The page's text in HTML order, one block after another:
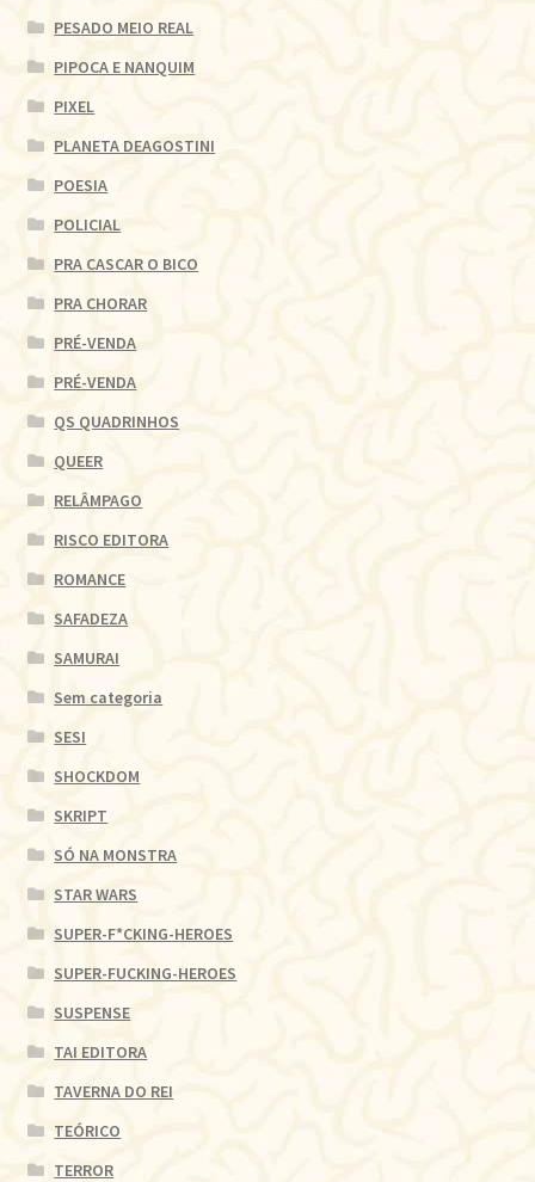
PESADO MEIO REAL
PIPOCA E NANQUIM
PIXEL
PLANETA DEAGOSTINI
POESIA
POLICIAL
PRA CASCAR O BICO
PRA CHORAR
PRÉ-VENDA
PRÉ-VENDA
QS QUADRINHOS
QUEER
RELÂMPAGO
RISCO EDITORA
ROMANCE
SAFADEZA
SAMURAI
Sem categoria
SESI
SHOCKDOM
SKRIPT
SÓ NA MONSTRA
STAR WARS
SUPER-F*CKING-HEROES
SUPER-FUCKING-HEROES
SUSPENSE
TAI EDITORA
TAVERNA DO REI
TEÓRICO
TERROR